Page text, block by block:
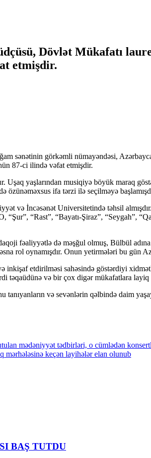
Dövlət Mükafatı
etmişdir.
sənətinin görkəmli nümayəndəsi,
87-ci ilində vəfat etmişdir.
yaşlarından musiqiyə böyük maraq
özünəməxsus ifa tərzi ilə seçilməyə
və İncəsənət Universitetində təhsil
“Rast”, “Bayatı-Şiraz”, “Seygah”,
fəaliyyətlə də məşğul olmuş, Bülbül
rol oynamışdır. Onun yetirmələri bu gün
inkişaf etdirilməsi sahəsində göstərdiyi
təqaüdünə və bir çox digər mükafatlara
və sevənlərin qəlbində daim
mədəniyyət tədbirləri, o cümlədən
mərhələsinə keçən layihələr elan olunub
BAŞ TUTDU